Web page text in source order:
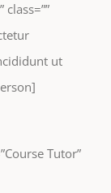
ut
Tutor”